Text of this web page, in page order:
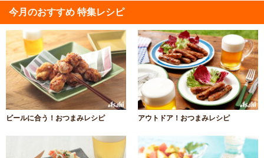
今月のおすすめ 特集レシピ
ビールに合う！おつまみレシピ アウトドア！おつまみレシピ